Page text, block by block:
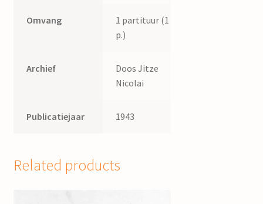
Omvang
1 partituur (1
p.)
Archief
Doos Jitze
Nicolai
Publicatiejaar 1943
Related products